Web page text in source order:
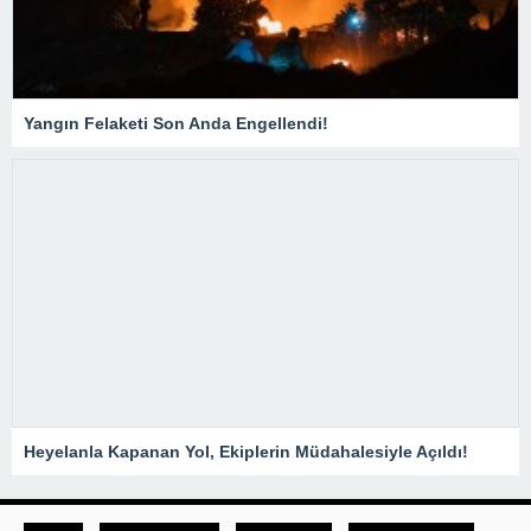
Yangın Felaketi Son Anda Engellendi!
Heyelanla Kapanan Yol, Ekiplerin Müdahalesiyle Açıldı!